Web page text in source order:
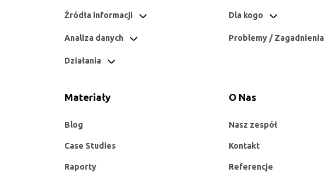
Źródła informacji
Analiza danych
Działania
Dla kogo
Problemy / Zagadnienia
Materiały
Blog
Case Studies
Raporty
O Nas
Nasz zespół
Kontakt
Referencje